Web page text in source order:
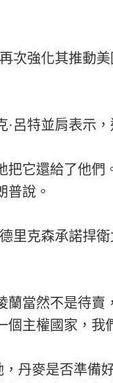
次強化其推動
呂特並肩表示
把它還給了他
普說。
里克森承諾捍
蘭當然不是待
主權國家，我
丹麥是否準